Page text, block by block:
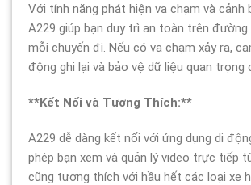
Với tính năng phát hiện va chạm và cảnh
A229 giúp bạn duy trì an toàn trên
mỗi chuyến đi. Nếu có va chạm xảy ra,
động ghi lại và bảo vệ dữ liệu quan trọng
**Kết Nối và Tương Thích:**
A229 dễ dàng kết nối với ứng dụng di
phép bạn xem và quản lý video trực tiếp
cũng tương thích với hầu hết các loại xe